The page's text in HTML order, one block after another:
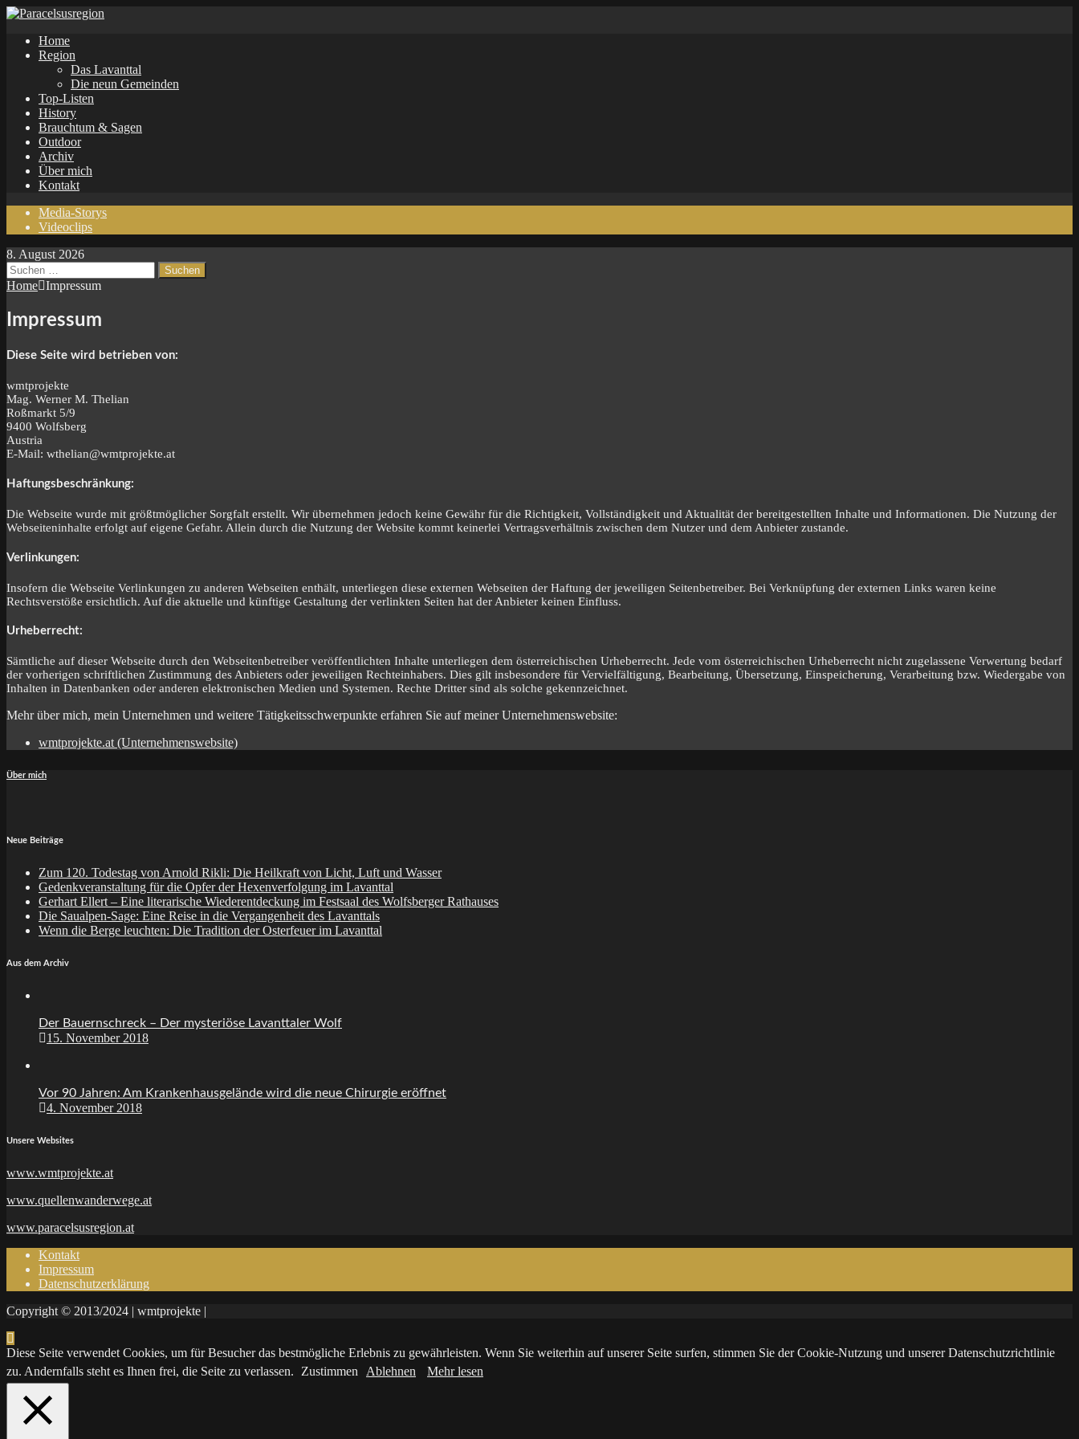
Home
Region
Das Lavanttal
Die neun Gemeinden
Top-Listen
History
Brauchtum & Sagen
Outdoor
Archiv
Über mich
Kontakt
Media-Storys
Videoclips
8. August 2026
Suchen
nach:
Home Impressum
Impressum
Diese Seite wird betrieben von:
wmtprojekte
Mag. Werner M. Thelian
Roßmarkt 5/9
9400 Wolfsberg
Austria
E-Mail: wthelian@wmtprojekte.at
Haftungsbeschränkung:
Die Webseite wurde mit größtmöglicher Sorgfalt erstellt. Wir übernehmen jedoch keine Gewähr für die Richtigkeit, Vollständigkeit und Aktualität der bereitgestellten Inhalte und Informationen. Die Nutzung der
Webseiteninhalte erfolgt auf eigene Gefahr. Allein durch die Nutzung der Website kommt keinerlei Vertragsverhältnis zwischen dem Nutzer und dem Anbieter zustande.
Verlinkungen:
Insofern die Webseite Verlinkungen zu anderen Webseiten enthält, unterliegen diese externen Webseiten der Haftung der jeweiligen Seitenbetreiber. Bei Verknüpfung der externen Links waren keine
Rechtsverstöße ersichtlich. Auf die aktuelle und künftige Gestaltung der verlinkten Seiten hat der Anbieter keinen Einfluss.
Urheberrecht:
Sämtliche auf dieser Webseite durch den Webseitenbetreiber veröffentlichten Inhalte unterliegen dem österreichischen Urheberrecht. Jede vom österreichischen Urheberrecht nicht zugelassene Verwertung bedarf
der vorherigen schriftlichen Zustimmung des Anbieters oder jeweiligen Rechteinhabers. Dies gilt insbesondere für Vervielfältigung, Bearbeitung, Übersetzung, Einspeicherung, Verarbeitung bzw. Wiedergabe von
Inhalten in Datenbanken oder anderen elektronischen Medien und Systemen. Rechte Dritter sind als solche gekennzeichnet.
Mehr über mich, mein Unternehmen und weitere Tätigkeitsschwerpunkte erfahren Sie auf meiner Unternehmenswebsite:
wmtprojekte.at (Unternehmenswebsite)
Über mich
Neue Beiträge
Zum 120. Todestag von Arnold Rikli: Die Heilkraft von Licht, Luft und Wasser
Gedenkveranstaltung für die Opfer der Hexenverfolgung im Lavanttal
Gerhart Ellert – Eine literarische Wiederentdeckung im Festsaal des Wolfsberger Rathauses
Die Saualpen-Sage: Eine Reise in die Vergangenheit des Lavanttals
Wenn die Berge leuchten: Die Tradition der Osterfeuer im Lavanttal
Aus dem Archiv
Der Bauernschreck – Der mysteriöse Lavanttaler Wolf
15. November 2018
Vor 90 Jahren: Am Krankenhausgelände wird die neue Chirurgie eröffnet
4. November 2018
Unsere Websites
www.wmtprojekte.at
www.quellenwanderwege.at
www.paracelsusregion.at
Kontakt
Impressum
Datenschutzerklärung
Copyright © 2013/2024 | wmtprojekte |
Diese Seite verwendet Cookies, um für Besucher das bestmögliche Erlebnis zu gewährleisten. Wenn Sie weiterhin auf unserer Seite surfen, stimmen Sie der Cookie-Nutzung und unserer Datenschutzrichtlinie
zu. Andernfalls steht es Ihnen frei, die Seite zu verlassen.
Zustimmen Ablehnen Mehr lesen